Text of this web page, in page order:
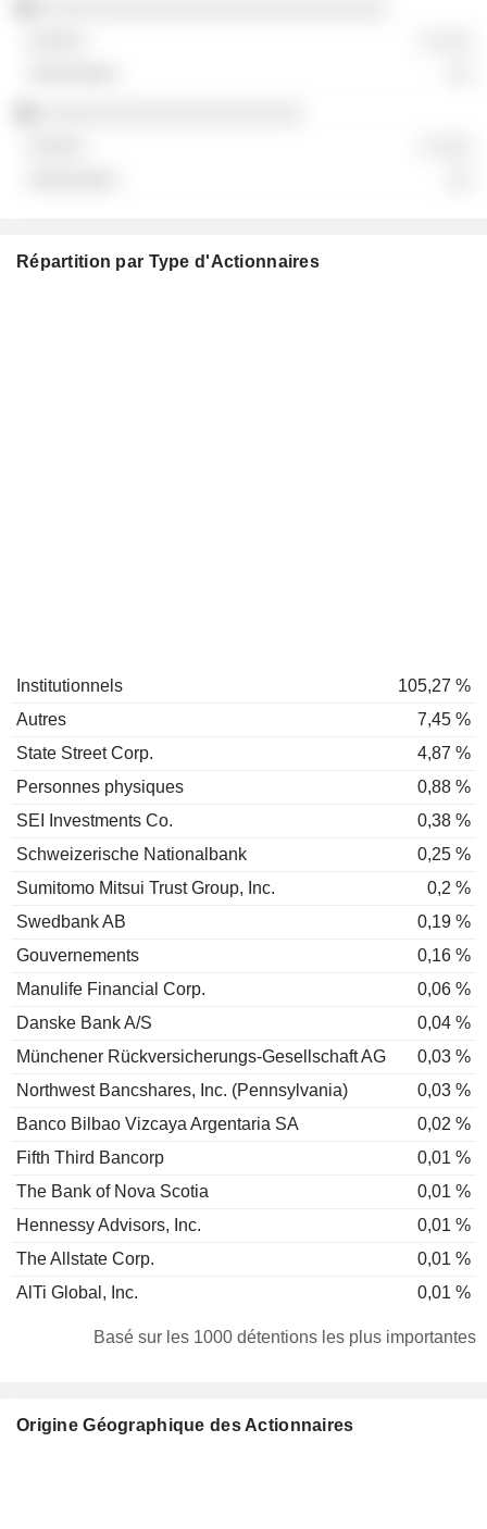
Répartition par Type d'Actionnaires
Institutionnels
105,27 %
Autres
7,45 %
State Street Corp.
4,87 %
Personnes physiques
0,88 %
SEI Investments Co.
0,38 %
Schweizerische Nationalbank
0,25 %
Sumitomo Mitsui Trust Group, Inc.
0,2 %
Swedbank AB
0,19 %
Gouvernements
0,16 %
Manulife Financial Corp.
0,06 %
Danske Bank A/S
0,04 %
Münchener Rückversicherungs-Gesellschaft AG
0,03 %
Northwest Bancshares, Inc. (Pennsylvania)
0,03 %
Banco Bilbao Vizcaya Argentaria SA
0,02 %
Fifth Third Bancorp
0,01 %
The Bank of Nova Scotia
0,01 %
Hennessy Advisors, Inc.
0,01 %
The Allstate Corp.
0,01 %
AlTi Global, Inc.
0,01 %
Basé sur les 1000 détentions les plus importantes
Origine Géographique des Actionnaires